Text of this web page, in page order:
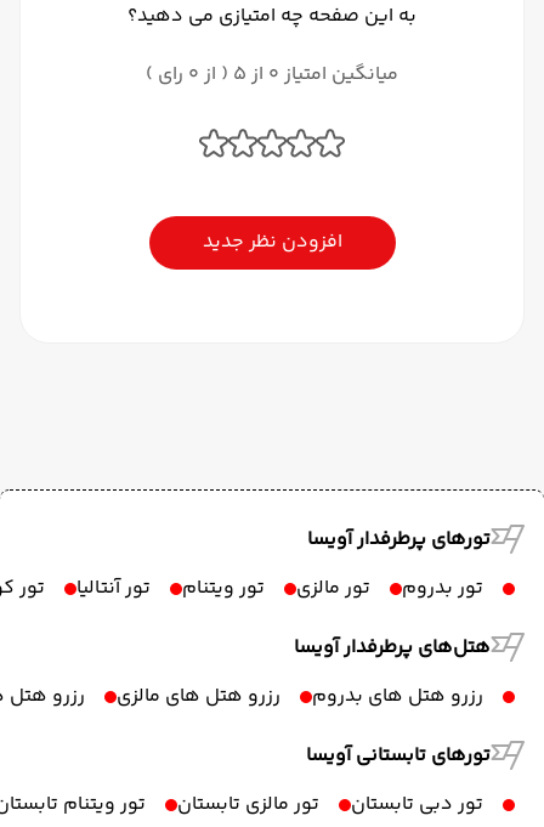
به این صفحه چه امتیازی می دهید؟
میانگین امتیاز 0 از 5 ( از 0 رای )
افزودن نظر جدید
تورهای پرطرفدار آویسا
تور بدروم
تور مالزی تور ویتنام تور آنتالیا
تور
هتل‌های پرطرفدار آویسا
رزرو هتل های بدروم
رزرو هتل های مالزی
رزرو هتل
تورهای تابستانی آویسا
تور دبی تابستان
تور مالزی تابستان تور ویتنام